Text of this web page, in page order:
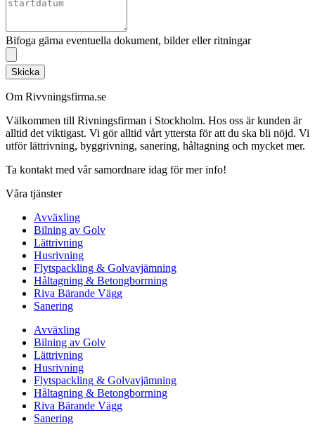
Bifoga gärna eventuella dokument, bilder eller ritningar
Skicka
Om Rivvningsfirma.se
Välkommen till Rivningsfirman i Stockholm. Hos oss är kunden är
alltid det viktigast. Vi gör alltid vårt yttersta för att du ska bli nöjd. Vi
utför lättrivning, byggrivning, sanering, håltagning och mycket mer.
Ta kontakt med vår samordnare idag för mer info!
Våra tjänster
Avväxling
Bilning av Golv
Lättrivning
Husrivning
Flytspackling & Golvavjämning
Håltagning & Betongborrning
Riva Bärande Vägg
Sanering
Avväxling
Bilning av Golv
Lättrivning
Husrivning
Flytspackling & Golvavjämning
Håltagning & Betongborrning
Riva Bärande Vägg
Sanering